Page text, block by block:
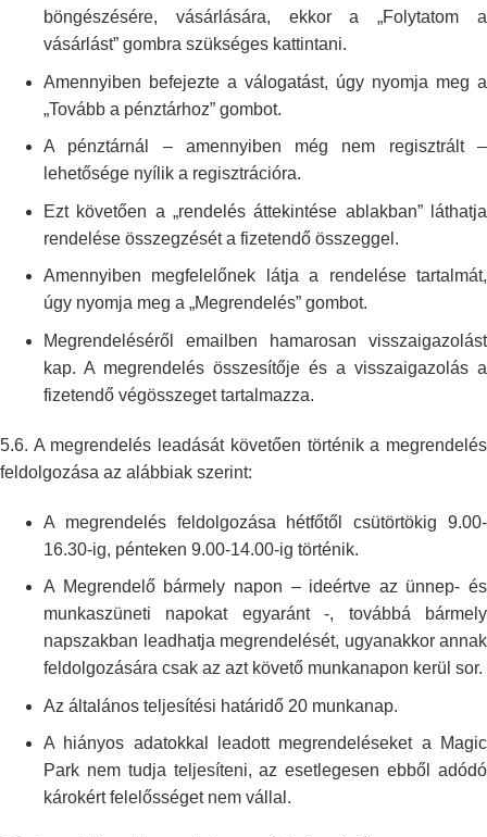
böngészésére, vásárlására, ekkor a „Folytatom a
vásárlást” gombra szükséges kattintani.
Amennyiben befejezte a válogatást, úgy nyomja meg a
„Tovább a pénztárhoz” gombot.
A pénztárnál – amennyiben még nem regisztrált –
lehetősége nyílik a regisztrációra.
Ezt követően a „rendelés áttekintése ablakban” láthatja
rendelése összegzését a fizetendő összeggel.
Amennyiben megfelelőnek látja a rendelése tartalmát,
úgy nyomja meg a „Megrendelés” gombot.
Megrendeléséről emailben hamarosan visszaigazolást
kap. A megrendelés összesítője és a visszaigazolás a
fizetendő végösszeget tartalmazza.
5.6. A megrendelés leadását követően történik a megrendelés
feldolgozása az alábbiak szerint:
A megrendelés feldolgozása hétfőtől csütörtökig 9.00-
16.30-ig, pénteken 9.00-14.00-ig történik.
A Megrendelő bármely napon – ideértve az ünnep- és
munkaszüneti napokategyaránt -, továbbá bármely
napszakban leadhatja megrendelését, ugyanakkorannak
feldolgozására csak az azt követő munkanapon kerül sor.
Az általános teljesítési határidő 20 munkanap.
A hiányos adatokkal leadott megrendeléseket a Magic
Park nem tudja teljesíteni, az esetlegesen ebből adódó
károkért felelősséget nem vállal.